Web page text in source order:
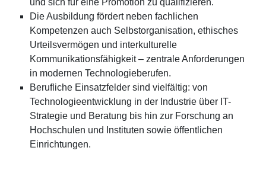
und sich für eine Promotion zu qualifizieren.
Die Ausbildung fördert neben fachlichen
Kompetenzen auch Selbstorganisation, ethisches
Urteilsvermögen und interkulturelle
Kommunikationsfähigkeit – zentrale Anforderungen
in modernen Technologieberufen.
Berufliche Einsatzfelder sind vielfältig: von
Technologieentwicklung in der Industrie über IT-
Strategie und Beratung bis hin zur Forschung an
Hochschulen und Instituten sowie öffentlichen
Einrichtungen.